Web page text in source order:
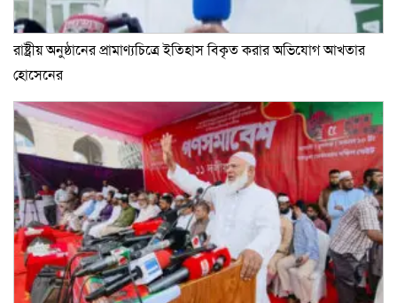
রাষ্ট্রীয় অনুষ্ঠানের প্রামাণ্যচিত্রে ইতিহাস বিকৃত করার অভিযোগ আখতার
হোসেনের